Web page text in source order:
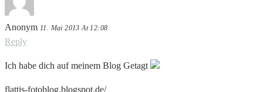
Anonym 11. Mai 2013 At 12:08
Reply
Ich habe dich auf meinem Blog Getagt
flattis-fotoblog.blogspot.de/